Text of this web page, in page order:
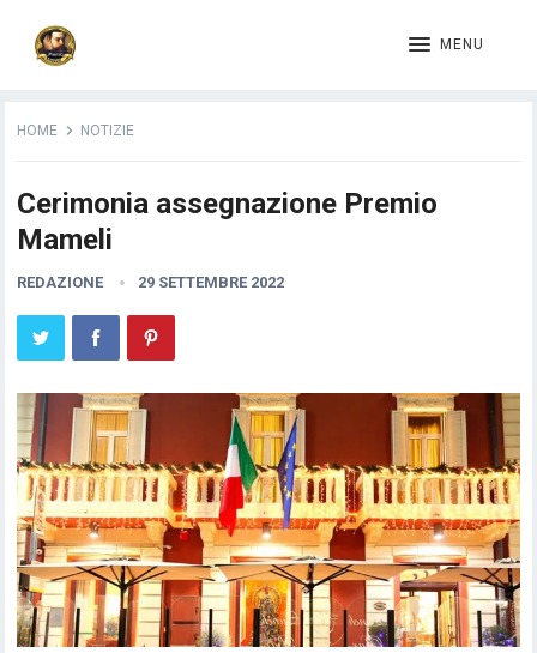
MENU
HOME NOTIZIE
Cerimonia assegnazione Premio
Mameli
REDAZIONE 29 SETTEMBRE 2022